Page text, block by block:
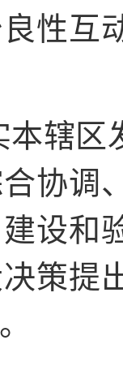
性互
本辖区
协调
设和
策提